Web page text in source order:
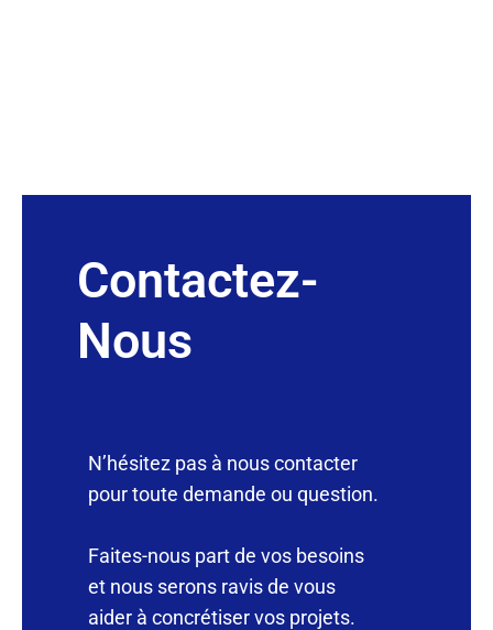
Contactez-
Nous
N’hésitez pas à nous contacter
pour toute demande ou question.
Faites-nous part de vos besoins
et nous serons ravis de vous
aider à concrétiser vos projets.